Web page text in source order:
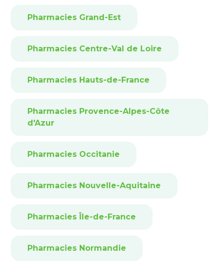
Pharmacies Grand-Est
Pharmacies Centre-Val de Loire
Pharmacies Hauts-de-France
Pharmacies Provence-Alpes-Côte
d'Azur
Pharmacies Occitanie
Pharmacies Nouvelle-Aquitaine
Pharmacies Île-de-France
Pharmacies Normandie